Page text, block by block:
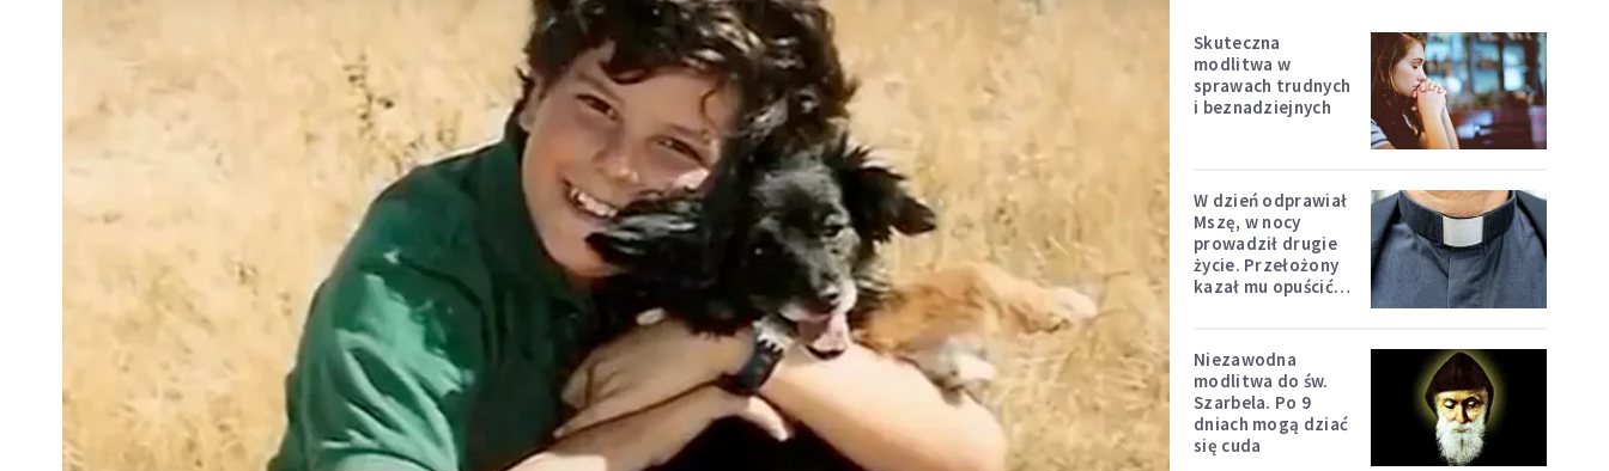
Skuteczna
modlitwa w
sprawach trudnych
i beznadziejnych
W dzień odprawiał
Mszę, w nocy
prowadził drugie
życie. Przełożony
kazał mu opuścić
Niezawodna
modlitwa do św.
Szarbela. Po 9
dniach mogą dziać
się cuda